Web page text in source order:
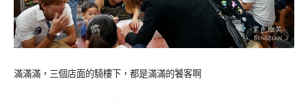
滿滿滿，三個店面的騎樓下，都是滿滿的饕客啊